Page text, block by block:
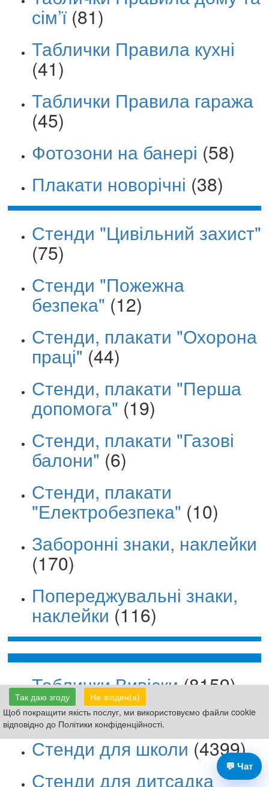
Так даю згоду
Не згоден(а)
Щоб покращити якість послуг, ми використовуємо файли cookie
відповідно до Політики конфіденційності.
сім’ї (81)
Таблички Правила кухні
(41)
Таблички Правила гаража
(45)
Фотозони на банері (58)
Плакати новорічні (38)
Стенди "Цивільний захист"
(75)
Стенди "Пожежна
безпека" (12)
Стенди, плакати "Охорона
праці" (44)
Стенди, плакати "Перша
допомога" (19)
Стенди, плакати "Газові
балони" (6)
Стенди, плакати
"Електробезпека" (10)
Заборонні знаки, наклейки
(170)
Попереджувальні знаки,
наклейки (116)
Таблички Вивіски(8159)
Знаки безпеки(3151)
Стенди для школи (4399)
Стенди для дитсадка
💬 Чат